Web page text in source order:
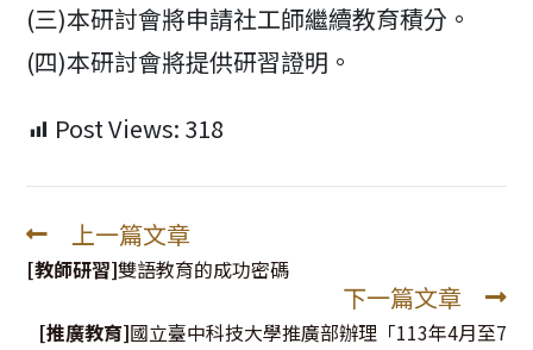
(三)本研討會將申請社工師繼續教育積分。
(四)本研討會將提供研習證明。
Post Views: 318
Read
more
上一篇文章
[教師研習]雙語教育的成功密碼
下一篇文章
[推廣教育]國立臺中科技大學推廣部辦理「113年4月至7